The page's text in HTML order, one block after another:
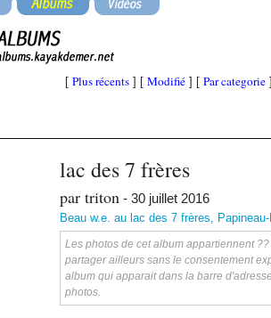
[ Plus récents ] [ Modifié ] [ Par categorie
lac des 7 frères
par triton - 30 juillet 2016
Beau w.e. au lac des 7 frères,
Les photos de cet album appartiennent
partager ailleurs sans le consentement
album qui apparait dans la barre
photos.